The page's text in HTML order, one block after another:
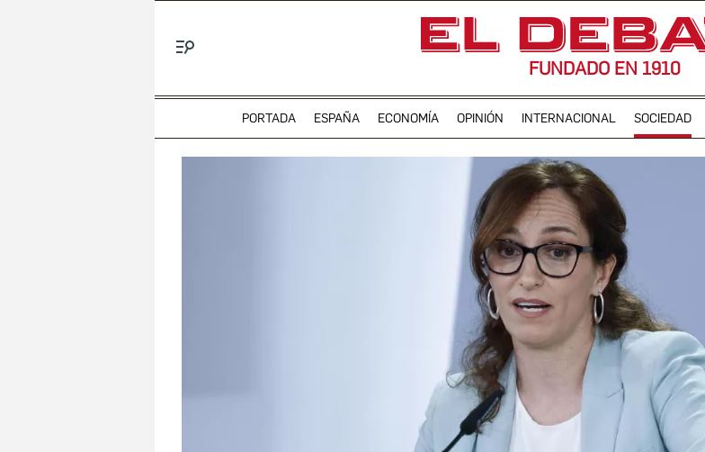
FUNDADO EN 1910
PORTADA ESPAÑA ECONOMÍA OPINIÓN INTERNACIONAL SOCIEDAD